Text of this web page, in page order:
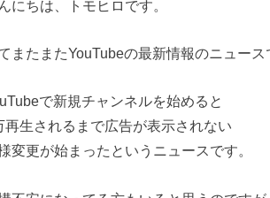
にちは、トモヒロです。
またまたYouTubeの最新情報のニュース
で新規チャンネルを始めると
再生されるまで広告が表示されない
変更が始まったというニュースです。